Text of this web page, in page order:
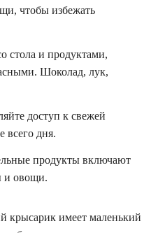
чтобы избежать
стола и продуктами,
Шоколад, лук,
доступ к свежей
всего дня.
продукты включают
и овощи.
крысарик имеет маленький